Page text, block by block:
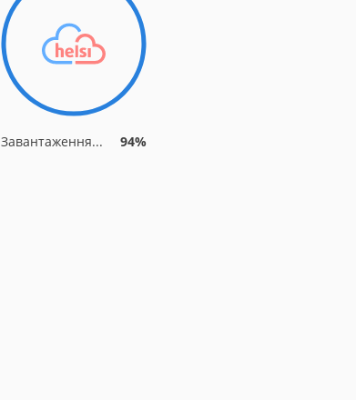
Завантаження... 94%